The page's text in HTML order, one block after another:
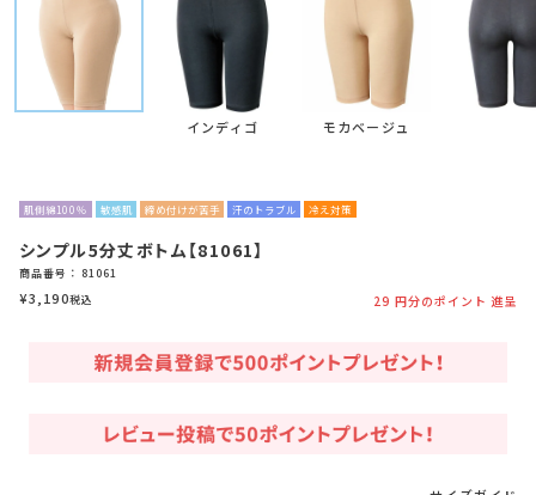
インディゴ モカベージュ
肌側綿100％ 敏感肌 締め付けが苦手 汗のトラブル 冷え対策
シンプル5分丈ボトム【81061】
商品番号 81061
¥3,190税込 29 円分のポイント 進呈